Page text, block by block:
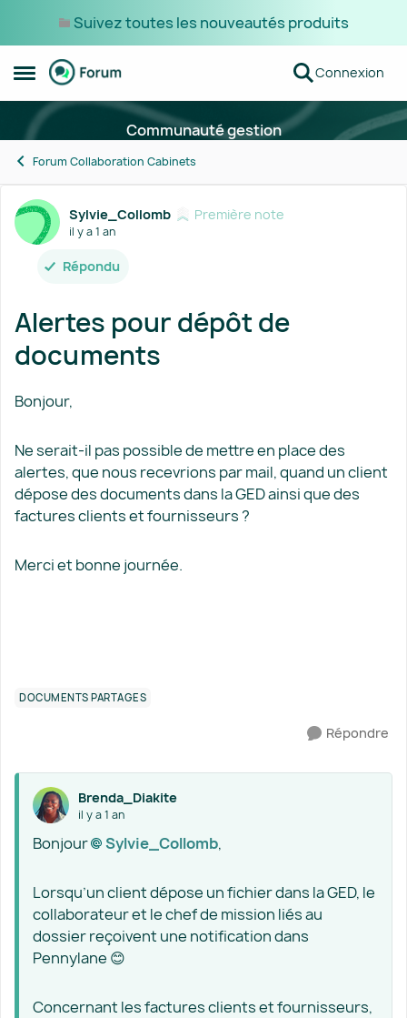
Suivez toutes les nouveautés produits
Ouvrir Menu Latéral
Passer au contenu Connexion
Communauté gestion
Forum Collaboration Cabinets
Forum Discussion
Sylvie_Collomb Première note
il y a 1 an
Répondu
Alertes pour dépôt de
documents
Bonjour,
Ne serait-il pas possible de mettre en place des
alertes, que nous recevrions par mail, quand un client
dépose des documents dans la GED ainsi que des
factures clients et fournisseurs ?
Merci et bonne journée.
DOCUMENTS PARTAGÉS
Répondre
Brenda_Diakite
il y a 1 an
Bonjour Sylvie_Collomb​,
Lorsqu’un client dépose un fichier dans la GED, le
collaborateur et le chef de mission liés au
dossier reçoivent une notification dans
Pennylane 😊
Concernant les factures clients et fournisseurs,